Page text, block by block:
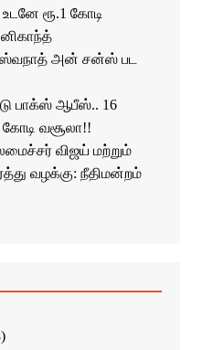
ரூ.1 கோடி
அன் சன்ஸ் பட
பாக்ஸ் ஆபீஸ்.. 16
வசூலா!!
விஜய் மற்றும்
வழக்கு: நீதிமன்றம்